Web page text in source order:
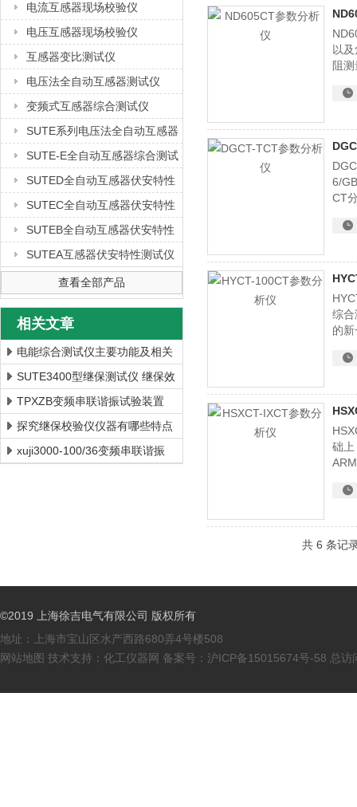
电流互感器现场校验仪
电压互感器现场校验仪
互感器变比测试仪
电压法全自动互感器测试仪
变频式互感器综合测试仪
SUTE系列电压法全自动互感器
综合测试仪
SUTE-E全自动互感器综合测试
仪
SUTED全自动互感器伏安特性
测试仪
SUTEC全自动互感器伏安特性
测试仪
SUTEB全自动互感器伏安特性
测试仪
SUTEA互感器伏安特性测试仪
查看全部产品
相关文章
电能综合测试仪主要功能及相关
运作要求
SUTE3400型继保测试仪 继保效
验仪 三相继保测试仪厂家
TPXZB变频串联谐振试验装置
探究继保校验仪仪器有哪些特点
xuji3000-100/36变频串联谐振
以
阻
CT
6/
CT
综合
的
于
础上
共 6 条记
©2019 上海徐吉电气有限公司 版权所有
地址：上海市宝山区水产西路680弄4号楼508
网站地图 技术支持： 化工仪器网 备案号： 沪ICP备15015674号-58 总访